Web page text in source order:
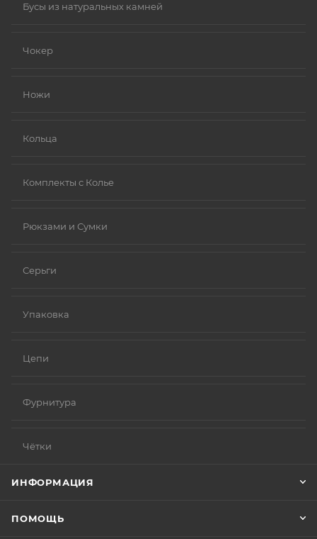
Бусы из натуральных камней
Чокер
Ножи
Кольца
Комплекты с Колье
Рюкзами и Сумки
Серьги
Упаковка
Цепи
Фурнитура
Чётки
ИНФОРМАЦИЯ
ПОМОЩЬ